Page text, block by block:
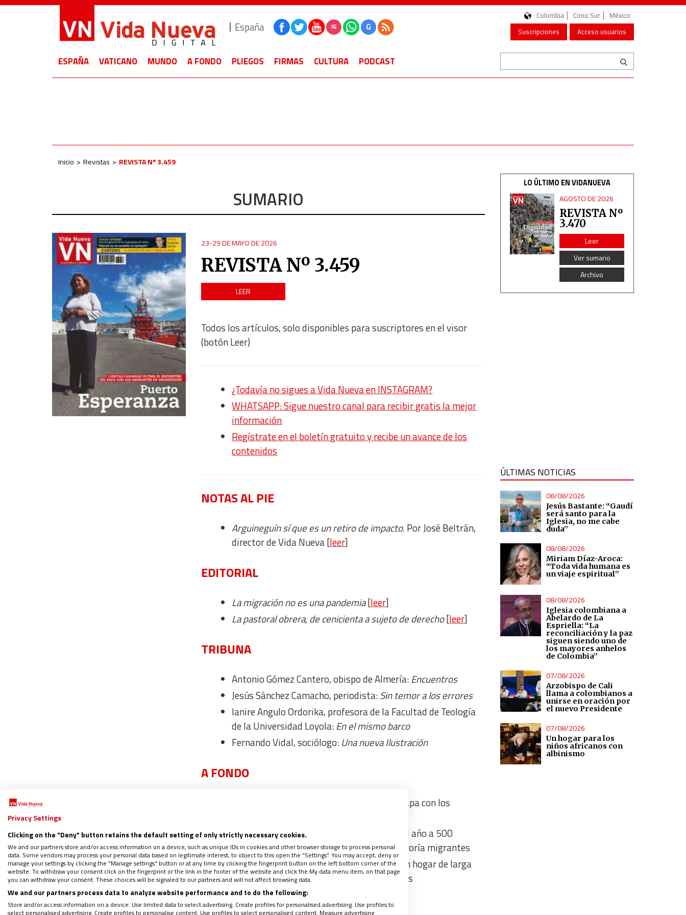
España IG G
Colombia Cono Sur
México
Suscripciones
Acceso usuarios
ESPAÑA VATICANO MUNDO A FONDO PLIEGOS FIRMAS CULTURA PODCAST
Inicio Revistas REVISTA Nº 3.459
SUMARIO
23-29 DE MAYO DE 2026
REVISTA Nº 3.459
LEER
Todos los artículos, solo disponibles para suscriptores en el visor
(botón Leer)
¿Todavía no sigues a Vida Nueva en INSTAGRAM?
WHATSAPP: Sigue nuestro canal para recibir gratis la mejor
información
Regístrate en el boletín gratuito y recibe un avance de los
contenidos
NOTAS AL PIE
Arguineguín sí que es un retiro de impacto.Por José Beltrán,
director de Vida Nueva [leer]
EDITORIAL
La migración no es una pandemia[leer]
La pastoral obrera, de cenicienta a sujeto de derecho[leer]
TRIBUNA
Antonio Gómez Cantero, obispo de Almería:Encuentros
Jesús Sánchez Camacho, periodista:Sin temor a los errores
Ianire Angulo Ordorika, profesora de la Facultad de Teología
de la Universidad Loyola:En el mismo barco
Fernando Vidal, sociólogo: Una nueva Ilustración
A FONDO
Cáritas Canarias ultima el encuentro del Papa con los
El Centro Lugo de Cáritas Canarias acoge al año a 500
mujeres víctimas de la prostitución, la mayoría migrantes
Cáritas Tenerife estrena el proyecto Ben, un hogar de larga
estancia para cuatro jóvenes subsaharianos
IGLESIA EN ESPAÑA
LO ÚLTIMO EN VIDANUEVA
AGOSTO DE 2026
REVISTA Nº
3.470
Leer
Ver sumario
Archivo
ÚLTIMAS NOTICIAS
08/08/2026
Jesús Bastante: “Gaudí
será santo para la
Iglesia, no me cabe
duda”
08/08/2026
Miriam Díaz-Aroca:
“Toda vida humana es
un viaje espiritual”
08/08/2026
Iglesia colombiana a
Abelardo de La
Espriella: “La
reconciliación y la paz
siguen siendo uno de
los mayores anhelos
de Colombia”
07/08/2026
Arzobispo de Cali
llama a colombianos a
unirse en oración por
el nuevo Presidente
07/08/2026
Un hogar para los
niños africanos con
albinismo
Privacy Settings
Clicking on the "Deny" button retains the default setting of only strictly necessary cookies.
We and our partners store and/or access information on a device, such as unique IDs in cookies and other browser storage to process personal
data. Some vendors may process your personal data based on legitimate interest, to object to this open the "Settings". You may accept, deny or
manage your settings by clicking the "Manage settings" button or at any time by clicking the fingerprint button on the left bottom corner of the
website. To withdraw your consent click on the fingerprint or the link in the footer of the website and click the My data menu item, on that page
you can withdraw your consent. These choices will be signaled to our partners and will not affect browsing data.
We and our partners process data to analyze website performance and to do the following:
Store and/or access information on a device. Use limited data to select advertising. Create profiles for personalised advertising. Use profiles to
select personalised advertising. Create profiles to personalise content. Use profiles to select personalised content. Measure advertising